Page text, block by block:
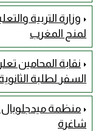
وزارة التربية
لمنح المغرب
نقابة المحامين
السفر لطلبة
شاغرة